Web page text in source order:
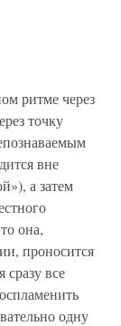
ритме через
точку
вне
а затем
она,
проносится
сразу все
одну